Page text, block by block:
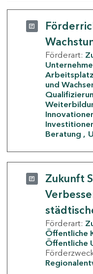
Förderart:
und
Beratung
Zukunft
Förderart:
Öffentliche
Öffentliche